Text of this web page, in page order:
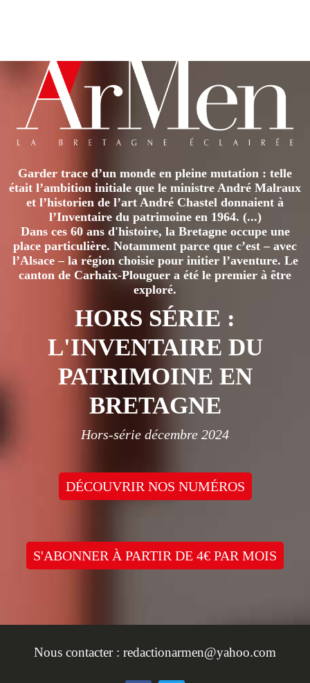
Garder trace d’un monde en pleine mutation : telle
était l’ambition initiale que le ministre André Malraux
et l’historien de l’art André Chastel donnaient à
l’Inventaire du patrimoine en 1964. (...)
Dans ces 60 ans d'histoire, la Bretagne occupe une
place particulière. Notamment parce que c’est – avec
l’Alsace – la région choisie pour initier l’aventure. Le
canton de Carhaix-Plouguer a été le premier à être
exploré.
HORS SÉRIE :
L'INVENTAIRE DU
PATRIMOINE EN
BRETAGNE
Hors-série décembre 2024
DÉCOUVRIR NOS NUMÉROS
S'ABONNER À PARTIR DE 4€ PAR MOIS
Nous contacter : redactionarmen@yahoo.com